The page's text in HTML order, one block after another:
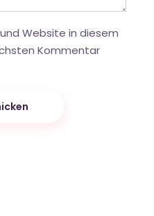
Website in diesem
Kommentar